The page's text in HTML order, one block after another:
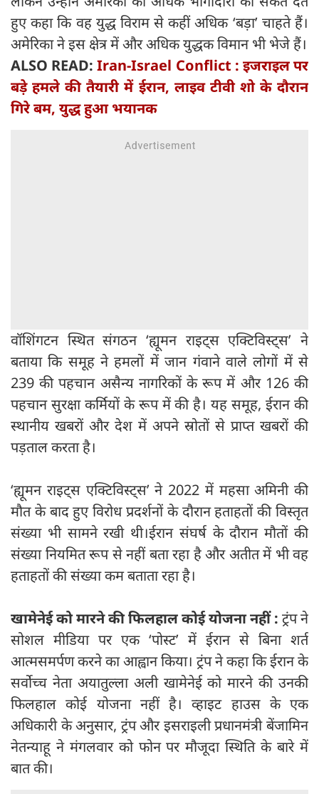
हुए कहा कि वह युद्ध विराम से कहीं अधिक ‘बड़ा’ चाहते हैं।
अमेरिका ने इस क्षेत्र में और अधिक युद्धक विमान भी भेजे हैं।
ALSO READ:Iran-Israel Conflict : इजराइल पर
बड़े हमले की तैयारी में ईरान, लाइव टीवी शो के दौरान
गिरे बम, युद्ध हुआ भयानक
वॉशिंगटन स्थित संगठन ‘ह्यूमन राइट्स एक्टिविस्ट्स’ ने
बताया कि समूह ने हमलों में जान गंवाने वाले लोगों में से
239 की पहचान असैन्य नागरिकों के रूप में और 126 की
पहचान सुरक्षा कर्मियों के रूप में की है। यह समूह, ईरान की
स्थानीय खबरों और देश में अपने स्रोतों से प्राप्त खबरों की
पड़ताल करता है।
‘ह्यूमन राइट्स एक्टिविस्ट्स’ ने 2022 में महसा अमिनी की
मौत के बाद हुए विरोध प्रदर्शनों के दौरान हताहतों की विस्तृत
संख्या भी सामने रखी थी।ईरान संघर्ष के दौरान मौतों की
संख्या नियमित रूप से नहीं बता रहा है और अतीत में भी वह
हताहतों की संख्या कम बताता रहा है।
खामेनेई को मारने की फिलहाल कोई योजना नहीं : ट्रंप ने
सोशल मीडिया पर एक ‘पोस्ट’ में ईरान से बिना शर्त
आत्मसमर्पण करने का आह्वान किया। ट्रंप ने कहा कि ईरान के
सर्वोच्च नेता अयातुल्ला अली खामेनेई को मारने की उनकी
फिलहाल कोई योजना नहीं है। व्हाइट हाउस के एक
अधिकारी के अनुसार, ट्रंप और इसराइली प्रधानमंत्री बेंजामिन
नेतन्याहू ने मंगलवार को फोन पर मौजूदा स्थिति के बारे में
बात की।